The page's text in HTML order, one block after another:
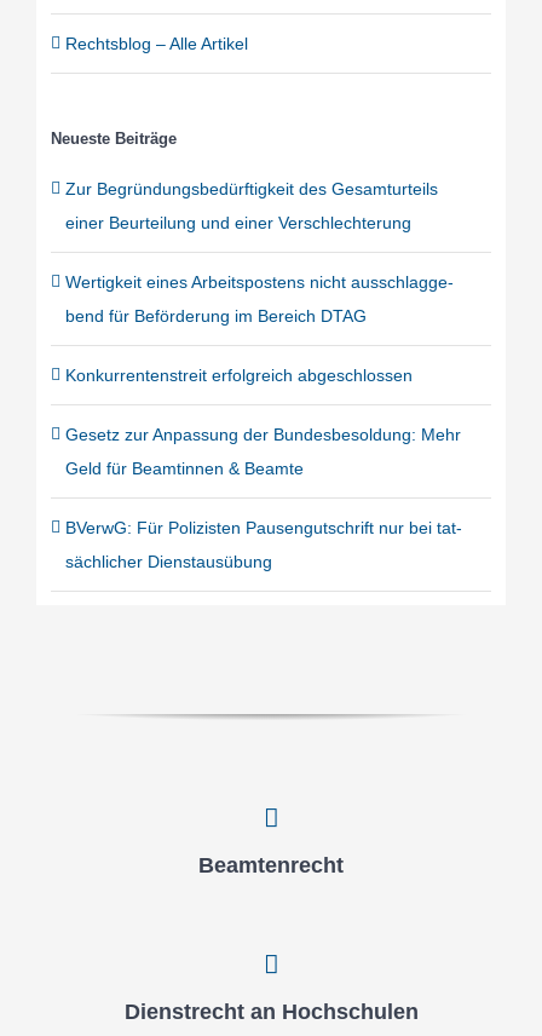
Rechts­blog – Alle Arti­kel
Neu­es­te Bei­trä­ge
Zur Begrün­dungs­be­dürf­tig­keit des Gesamt­ur­teils
einer Beur­tei­lung und einer Ver­schlech­te­rung
Wer­tig­keit eines Arbeits­pos­tens nicht aus­schlag­ge­
bend für Beför­de­rung im Bereich DTAG
Kon­kur­ren­ten­streit erfolg­reich abge­schlos­sen
Gesetz zur Anpas­sung der Bun­des­be­sol­dung: Mehr
Geld für Beam­tin­nen & Beam­te
BVerwG: Für Poli­zis­ten Pau­sen­gut­schrift nur bei tat­
säch­li­cher Dienst­aus­übung
Beam­ten­recht
Dienst­recht an Hoch­schu­len